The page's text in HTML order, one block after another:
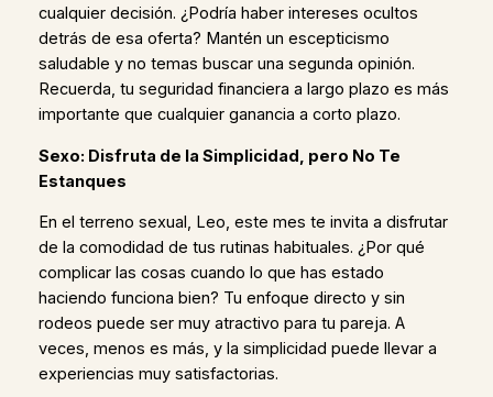
cualquier decisión. ¿Podría haber intereses ocultos
detrás de esa oferta? Mantén un escepticismo
saludable y no temas buscar una segunda opinión.
Recuerda, tu seguridad financiera a largo plazo es más
importante que cualquier ganancia a corto plazo.
Sexo: Disfruta de la Simplicidad, pero No Te
Estanques
En el terreno sexual, Leo, este mes te invita a disfrutar
de la comodidad de tus rutinas habituales. ¿Por qué
complicar las cosas cuando lo que has estado
haciendo funciona bien? Tu enfoque directo y sin
rodeos puede ser muy atractivo para tu pareja. A
veces, menos es más, y la simplicidad puede llevar a
experiencias muy satisfactorias.